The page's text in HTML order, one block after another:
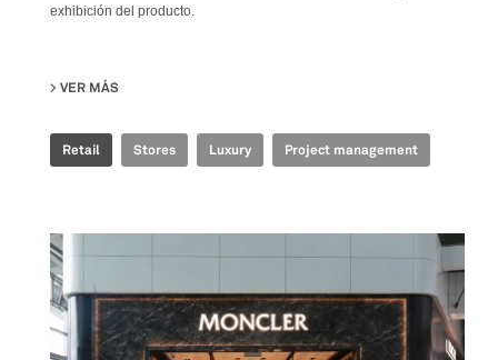
exhibición del producto.
VER MÁS
Retail Stores Luxury Project management